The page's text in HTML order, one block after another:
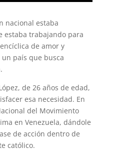
nacional estaba
estaba trabajando para
de amor y
país que busca
de 26 años de edad,
esa necesidad. En
del Movimiento
en Venezuela, dándole
de acción dentro de
católico.